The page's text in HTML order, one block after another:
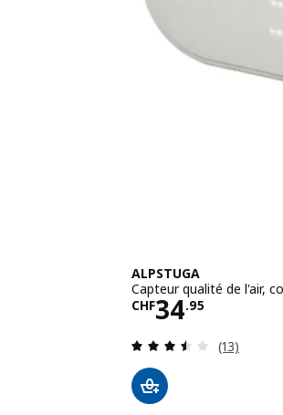
ALPSTUGA
Capteur qualité de l'air,
CHF34.95
Prix CHF
(13)